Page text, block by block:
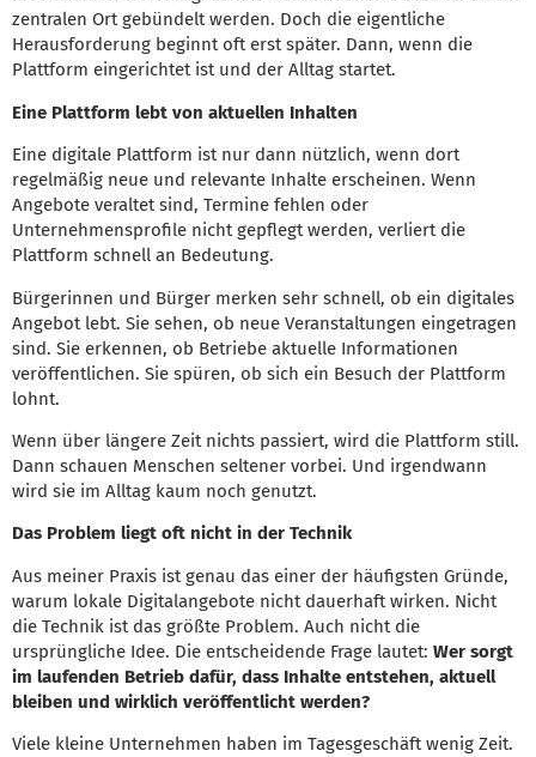
zentralen Ort gebündelt werden. Doch die eigentliche
Herausforderung beginnt oft erst später. Dann, wenn die
Plattform eingerichtet ist und der Alltag startet.
Eine Plattform lebt von aktuellen Inhalten
Eine digitale Plattform ist nur dann nützlich, wenn dort
regelmäßig neue und relevante Inhalte erscheinen. Wenn
Angebote veraltet sind, Termine fehlen oder
Unternehmensprofile nicht gepflegt werden, verliert die
Plattform schnell an Bedeutung.
Bürgerinnen und Bürger merken sehr schnell, ob ein digitales
Angebot lebt. Sie sehen, ob neue Veranstaltungen eingetragen
sind. Sie erkennen, ob Betriebe aktuelle Informationen
veröffentlichen. Sie spüren, ob sich ein Besuch der Plattform
lohnt.
Wenn über längere Zeit nichts passiert, wird die Plattform still.
Dann schauen Menschen seltener vorbei. Und irgendwann
wird sie im Alltag kaum noch genutzt.
Das Problem liegt oft nicht in der Technik
Aus meiner Praxis ist genau das einer der häufigsten Gründe,
warum lokale Digitalangebote nicht dauerhaft wirken. Nicht
die Technik ist das größte Problem. Auch nicht die
ursprüngliche Idee. Die entscheidende Frage lautet: Wer sorgt
im laufenden Betrieb dafür, dass Inhalte entstehen, aktuell
bleiben und wirklich veröffentlicht werden?
Viele kleine Unternehmen haben im Tagesgeschäft wenig Zeit.